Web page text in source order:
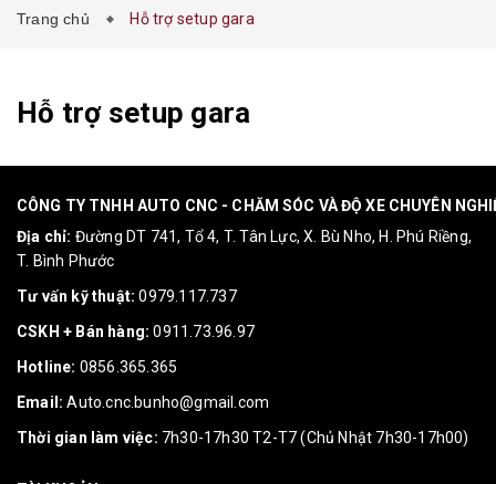
Trang chủ Hỗ trợ setup gara
Hỗ trợ setup gara
CÔNG TY TNHH AUTO CNC - CHĂM SÓC VÀ ĐỘ XE CHUYÊN
Địa chỉ: Đường DT 741, Tổ 4, T. Tân Lực, X. Bù Nho, H. Phú Riềng,
T. Bình Phước
Tư vấn kỹ thuật: 0979.117.737
CSKH + Bán hàng: 0911.73.96.97
Hotline: 0856.365.365
Email: Auto.cnc.bunho@gmail.com
Thời gian làm việc: 7h30-17h30 T2-T7 (Chủ Nhật 7h30-17h00)